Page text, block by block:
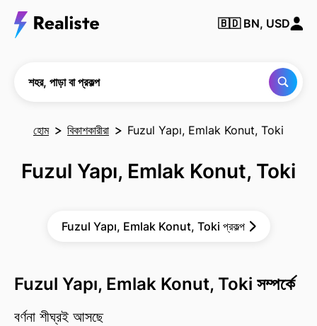
🇧🇩 BN, USD
শহর, পাড়া বা প্রকল্প
হোম বিকাশকারীরা Fuzul Yapı, Emlak Konut, Toki
Fuzul Yapı, Emlak Konut, Toki
Fuzul Yapı, Emlak Konut, Toki প্রকল্প
Fuzul Yapı, Emlak Konut, Toki সম্পর্কে
বর্ণনা শীঘ্রই আসছে